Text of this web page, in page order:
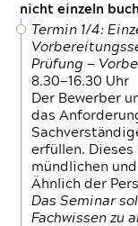
nicht einzeln
Termin 1/4:
Prüfung —
8.30—16.30 Uhr
Der Bewerber
das
erfüllen.
mündlichen
Ähnlich der
Das Seminar
Fachwissen zu